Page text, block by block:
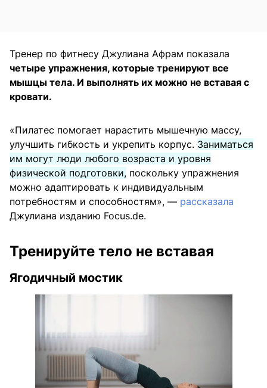
Тренер по фитнесу Джулиана Афрам показала
четыре упражнения, которые тренируют все
мышцы тела. И выполнять их можно не вставая с
кровати.
«Пилатес помогает нарастить мышечную массу,
улучшить гибкость и укрепить корпус. Заниматься
им могут люди любого возраста и уровня
физической подготовки, поскольку упражнения
можно адаптировать к индивидуальным
потребностям и способностям», — рассказала
Джулиана изданию Focus.de.
Тренируйте тело не вставая
Ягодичный мостик